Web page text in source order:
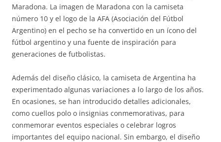
Maradona. La imagen de Maradona con la camiseta
número 10 y el logo de la AFA (Asociación del Fútbol
Argentino) en el pecho se ha convertido en un ícono del
fútbol argentino y una fuente de inspiración para
generaciones de futbolistas.
Además del diseño clásico, la camiseta de Argentina ha
experimentado algunas variaciones a lo largo de los años.
En ocasiones, se han introducido detalles adicionales,
como cuellos polo o insignias conmemorativas, para
conmemorar eventos especiales o celebrar logros
importantes del equipo nacional. Sin embargo, el diseño